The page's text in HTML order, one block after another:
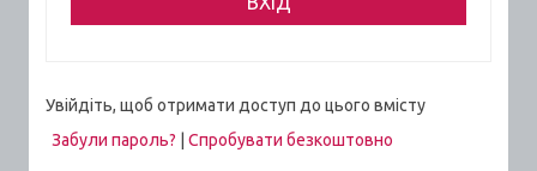
Увійдіть, щоб отримати доступ до цього вмісту
Забули пароль?
Спробувати безкоштовно